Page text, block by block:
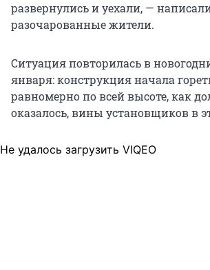
развернулись и уехали, —
разочарованные жители.
Ситуация повторилась в
января: конструкция начала
равномерно по всей высоте, как
оказалось, вины установщиков в
Не удалось загрузить VIQEO